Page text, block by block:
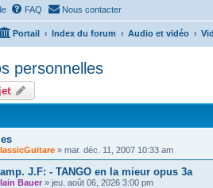
FAQ Nous contacter
Portail Index du forum Audio et vidéo
personnelles
» mar. déc. 11, 2007 10:33 am
J.F: - TANGO en la mieur opus 3a
Bauer » jeu. août 06, 2026 3:00 pm